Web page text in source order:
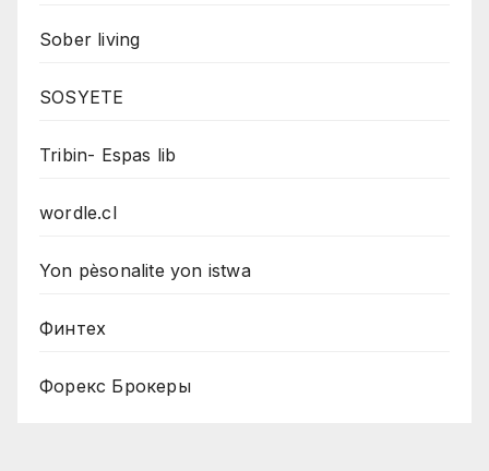
Sober living
SOSYETE
Tribin- Espas lib
wordle.cl
Yon pèsonalite yon istwa
Финтех
Форекс Брокеры